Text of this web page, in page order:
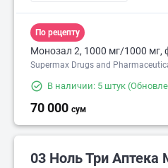
По рецепту
Монозал 2, 1000 мг/1000 мг,
Supermax Drugs and
В наличии: 5 штук
70 000 сум
03 Ноль Три Аптека